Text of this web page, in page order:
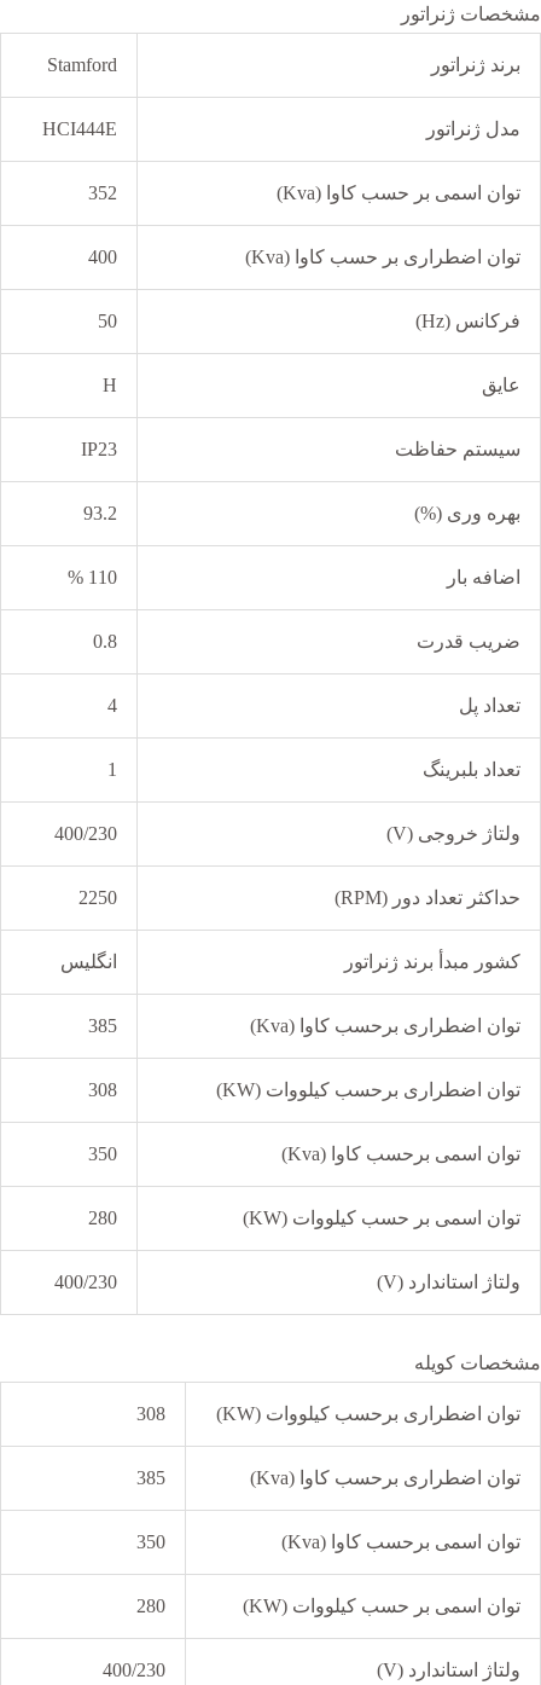
مشخصات ژنراتور
برند ژنراتور Stamford
مدل ژنراتور HCI444E
توان اسمی بر حسب کاوا (Kva) 352
توان اضطراری بر حسب کاوا (Kva) 400
فرکانس (Hz) 50
عایق H
سیستم حفاظت IP23
بهره وری (%) 93.2
اضافه بار 110 %
ضریب قدرت 0.8
تعداد پل 4
تعداد بلبرینگ 1
ولتاژ خروجی (V) 400/230
حداکثر تعداد دور (RPM) 2250
کشور مبدأ برند ژنراتور انگلیس
توان اضطراری برحسب کاوا (Kva) 385
توان اضطراری برحسب کیلووات (KW) 308
توان اسمی برحسب کاوا (Kva) 350
توان اسمی بر حسب کیلووات (KW) 280
ولتاژ استاندارد (V) 400/230
مشخصات کویله
توان اضطراری برحسب کیلووات (KW) 308
توان اضطراری برحسب کاوا (Kva) 385
توان اسمی برحسب کاوا (Kva) 350
توان اسمی بر حسب کیلووات (KW) 280
ولتاژ استاندارد (V) 400/230